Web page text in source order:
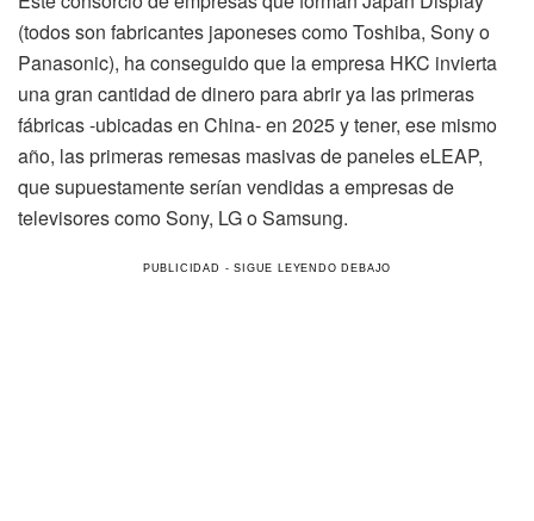
(todos son fabricantes japoneses como Toshiba, Sony o
Panasonic), ha conseguido que la empresa HKC invierta
una gran cantidad de dinero para abrir ya las primeras
fábricas -ubicadas en China- en 2025 y tener, ese mismo
año, las primeras remesas masivas de paneles eLEAP,
que supuestamente serían vendidas a empresas de
televisores como Sony, LG o Samsung.